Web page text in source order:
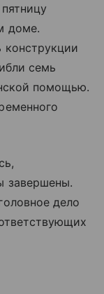
доме.
конструкции
семь
помощью.
завершены.
дело